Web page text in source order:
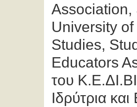
Association,
University
Studies,
Educators
του
Ιδρύτρια